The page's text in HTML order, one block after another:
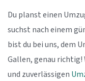
Du planst einen
suchst nach einem
bist du bei uns, dem
Gallen, genau
und zuverlässigen